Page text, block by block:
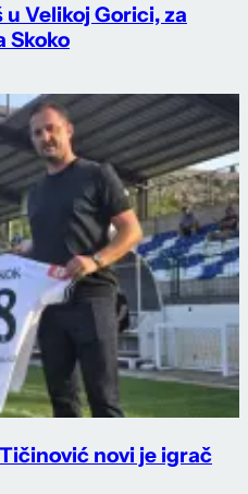
Velikoj Gorici, za
Skoko
novi je igrač